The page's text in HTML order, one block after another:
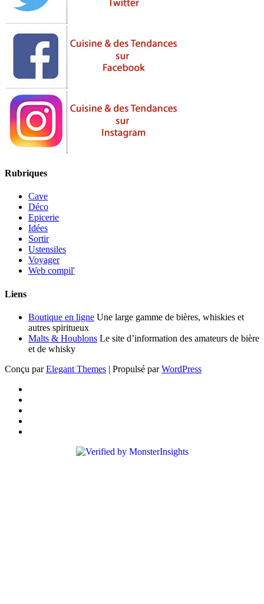
Rubriques
Cave
Déco
Epicerie
Idées
Sortir
Ustensiles
Voyager
Web compil'
Liens
Boutique en ligne Une large gamme de bières, whiskies et
autres spiritueux
Malts & Houblons Le site d’information des amateurs de bière
et de whisky
Conçu parElegant Themes | Propulsé parWordPress